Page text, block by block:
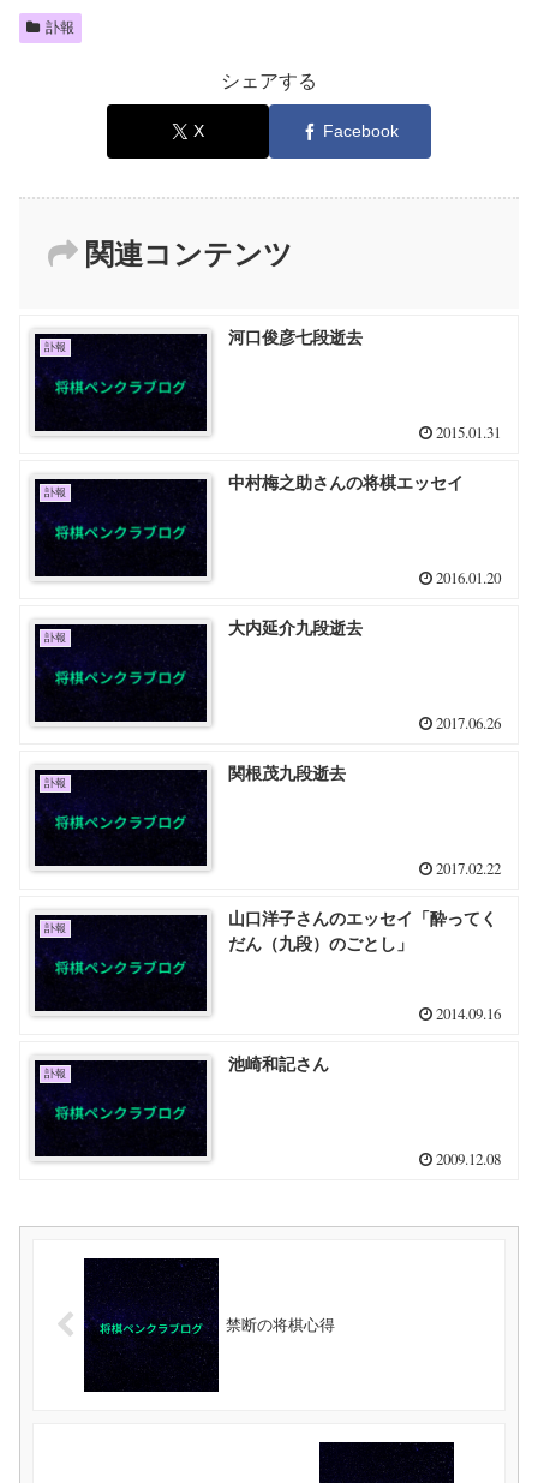
訃報
シェアする
X Facebook
関連コンテンツ
訃報 河口俊彦七段逝去
2015.01.31
訃報 中村梅之助さんの将棋エッセイ
2016.01.20
訃報 大内延介九段逝去
2017.06.26
訃報 関根茂九段逝去
2017.02.22
訃報
山口洋子さんのエッセイ「酔ってく
だん（九段）のごとし」
2014.09.16
訃報 池崎和記さん
2009.12.08
禁断の将棋心得